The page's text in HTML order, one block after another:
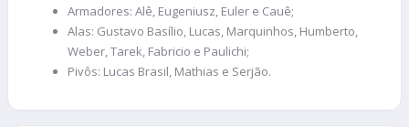
Armadores: Alê, Eugeniusz, Euler e Cauê;
Alas: Gustavo Basílio, Lucas, Marquinhos, Humberto,
Weber, Tarek, Fabricio e Paulichi;
Pivôs: Lucas Brasil, Mathias e Serjão.